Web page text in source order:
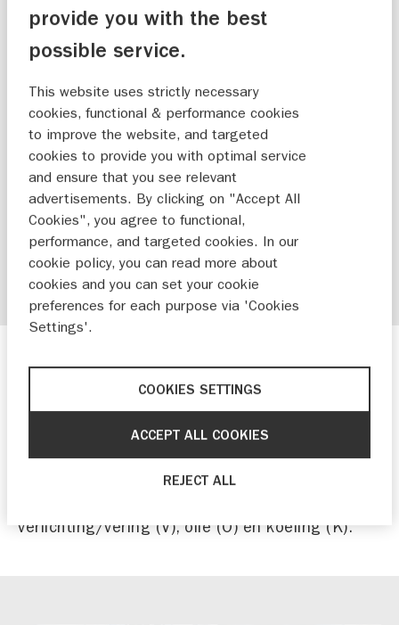
De eerste controles
prima zelf. Ken jij alle controlepunten nog uit je
achtereenvolgens: banden/brandstof (B),
verlichting/vering (V), olie (O) en koeling (K).
provide you with the best
possible service.
This website uses strictly necessary
cookies, functional & performance cookies
to improve the website, and targeted
cookies to provide you with optimal service
and ensure that you see relevant
advertisements. By clicking on "Accept All
Cookies", you agree to functional,
performance, and targeted cookies. In our
cookie policy, you can read more about
cookies and you can set your cookie
preferences for each purpose via 'Cookies
Settings'.
COOKIES SETTINGS
REJECT ALL
ACCEPT ALL COOKIES